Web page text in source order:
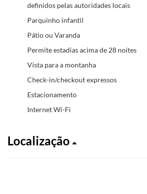
definidos pelas autoridades locais
Parquinho infantil
Pátio ou Varanda
Permite estadias acima de 28 noites
Vista para a montanha
Check-in/checkout expressos
Estacionamento
Internet Wi-Fi
Localização